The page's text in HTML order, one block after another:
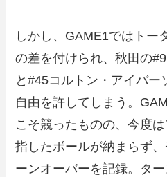
しかし、GAME1ではトー
の差を付けられ、秋田の
と#45コルトン・アイバー
自由を許してしまう。
こそ競ったものの、今度
指したボールが納まらず
ーンオーバーを記録。タ